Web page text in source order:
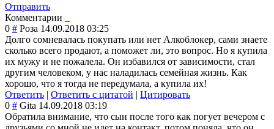
Отправить
Комментарии
0 # Роза 14.09.2018 03:25
Долго сомневалась покупать или нет Алкоблокер, сами знаете
сколько всего продают, а поможет ли, это вопрос. Но я купила
их мужу и не пожалела. Он избавился от зависимости, стал
другим человеком, у нас наладилась семейная жизнь. Как
хорошо, что я тогда не передумала, а купила их!
Ответить | Ответить с цитатой | Цитировать
0 # Gita 14.09.2018 03:19
Обратила внимание, что сын после того как погует вечером с